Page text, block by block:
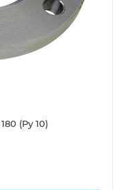
(Ру 10)